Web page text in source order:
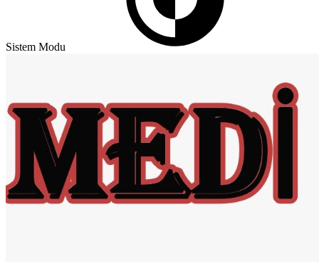
Sistem Modu